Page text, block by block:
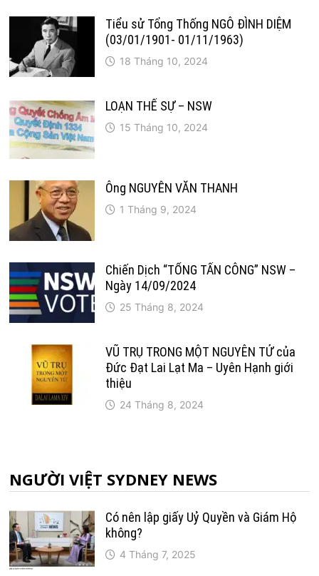
Tiểu sử Tổng Thống NGÔ ĐÌNH DIỆM
(03/01/1901- 01/11/1963)
18 Tháng 10, 2024
LOẠN THẾ SỰ – NSW
15 Tháng 10, 2024
Ông NGUYỄN VĂN THANH
1 Tháng 9, 2024
Chiến Dịch “TỔNG TẤN CÔNG” NSW –
Ngày 14/09/2024
25 Tháng 8, 2024
VŨ TRỤ TRONG MỘT NGUYÊN TỬ của
Đức Đạt Lai Lạt Ma – Uyên Hạnh giới
thiệu
24 Tháng 8, 2024
NGƯỜI VIỆT SYDNEY NEWS
Có nên lập giấy Uỷ Quyền và Giám Hộ
không?
4 Tháng 7, 2025